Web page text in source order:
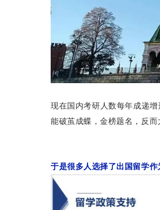
现在国内考研人数每年成递
能破茧成蝶，金榜题名，反而
于是很多人选择了出国留学